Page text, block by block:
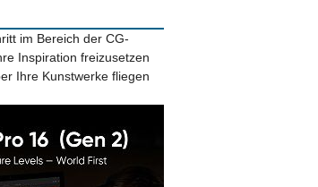
im Bereich der CG-
Inspiration freizusetzen
Ihre Kunstwerke fliegen